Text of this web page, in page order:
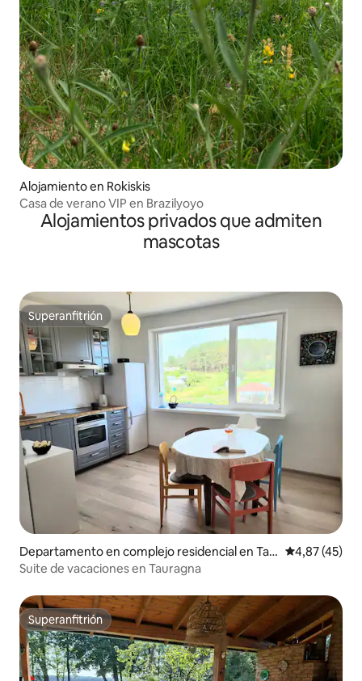
Alojamiento en Rokiskis
Casa de verano VIP en Brazilyoyo
Alojamientos privados que admiten
mascotas
Superanfitrión
Superanfitrión
Departamento en complejo residencial en Tau
ragnai
Calificación
4,87 (45)
Suite de vacaciones en Tauragna
Superanfitrión
Superanfitrión